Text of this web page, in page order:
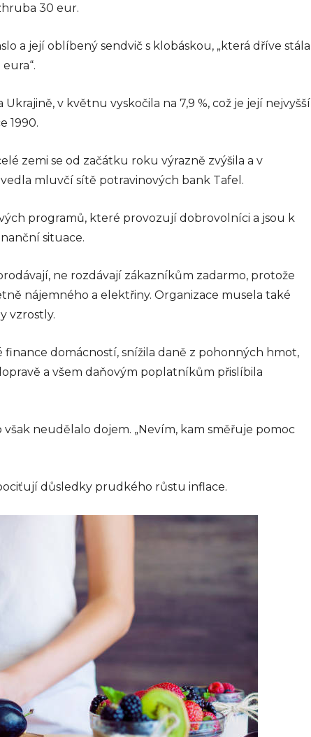
30 eur.
a její oblíbený sendvič s klobáskou, „která dříve stála
v květnu vyskočila na 7,9 %, což je její nejvyšší
1990.
zemi se od začátku roku výrazně zvýšila a v
mluvčí sítě potravinových bank Tafel.
programů, které provozují dobrovolníci a jsou k
situace.
ne rozdávají zákazníkům zadarmo, protože
nájemného a elektřiny. Organizace musela také
vzrostly.
domácností, snížila daně z pohonných hmot,
a všem daňovým poplatníkům přislíbila
neudělalo dojem. „Nevím, kam směřuje pomoc
důsledky prudkého růstu inflace.